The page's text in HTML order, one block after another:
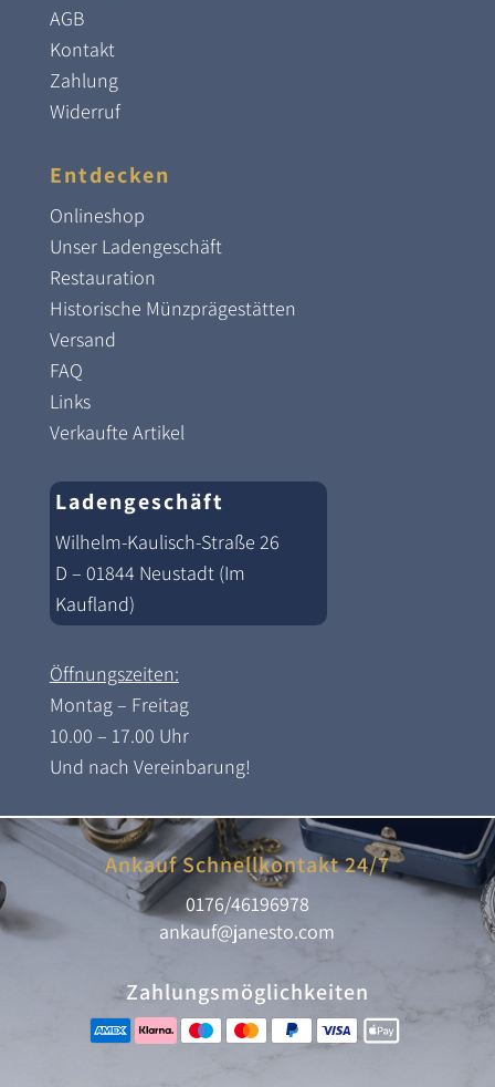
AGB
Kontakt
Zahlung
Widerruf
Entdecken
Onlineshop
Unser Ladengeschäft
Restauration
Historische Münzprägestätten
Versand
FAQ
Links
Verkaufte Artikel
Ladengeschäft
Wilhelm-Kaulisch-Straße 26
D – 01844 Neustadt (Im
Kaufland)
Öffnungszeiten:
Montag – Freitag
10.00 – 17.00 Uhr
Und nach Vereinbarung!
Ankauf Schnellkontakt 24/7
0176/46196978
ankauf@janesto.com
Zahlungsmöglichkeiten